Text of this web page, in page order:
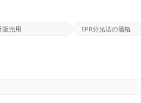
プレイスを探索する 科学機器を販売す
販売用 EPR分光法の価格